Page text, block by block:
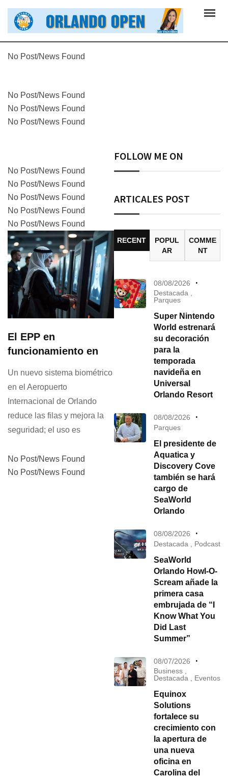
No Post/News Found
No Post/News Found
No Post/News Found
No Post/News Found
No Post/News Found
No Post/News Found
No Post/News Found
No Post/News Found
No Post/News Found
El EPP en
funcionamiento en
Un nuevo sistema biométrico
en el Aeropuerto
Internacional de Orlando
reduce las filas y mejora la
seguridad; el uso es
No Post/News Found
No Post/News Found
FOLLOW ME ON
ARTICALES POST
RECENT
POPUL
AR
COMME
NT
08/08/2026
Destacada,
Parques
Super Nintendo
World estrenará
su decoración
para la
temporada
navideña en
Universal
Orlando Resort
08/08/2026
Parques
El presidente de
Aquatica y
Discovery Cove
también se hará
cargo de
SeaWorld
Orlando
08/08/2026
Destacada, Podcast
SeaWorld
Orlando Howl-O-
Scream añade la
primera casa
embrujada de “I
Know What You
Did Last
Summer”
08/07/2026
Business,
Destacada, Eventos
Equinox
Solutions
fortalece su
crecimiento con
la apertura de
una nueva
oficina en
Carolina del